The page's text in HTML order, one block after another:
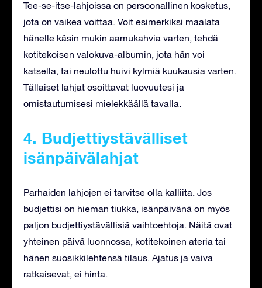
Tee-se-itse-lahjoissa on persoonallinen kosketus,
jota on vaikea voittaa. Voit esimerkiksi maalata
hänelle käsin mukin aamukahvia varten, tehdä
kotitekoisen valokuva-albumin, jota hän voi
katsella, tai neulottu huivi kylmiä kuukausia varten.
Tällaiset lahjat osoittavat luovuutesi ja
omistautumisesi mielekkäällä tavalla.
4. Budjettiystävälliset
isänpäivälahjat
Parhaiden lahjojen ei tarvitse olla kalliita. Jos
budjettisi on hieman tiukka, isänpäivänä on myös
paljon budjettiystävällisiä vaihtoehtoja. Näitä ovat
yhteinen päivä luonnossa, kotitekoinen ateria tai
hänen suosikkilehtensä tilaus. Ajatus ja vaiva
ratkaisevat, ei hinta.